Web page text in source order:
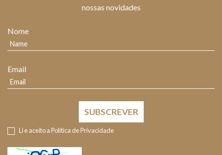
nossas novidades
Nome
Email
SUBSCREVER
Li e aceito aPolítica de Privacidade